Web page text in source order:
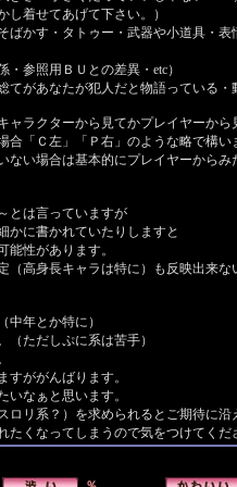
着せてあげて下さい。）
かす・タトゥー・武器や小道具・表
参照用ＢＵとの差異・etc）
があなたが犯人だと物語っている・
ラクターから見てかプレイヤーから
」「Ｐ右」のような略で構いま
基本的にプレイヤーからみた左
とは言っていますが
かに書かれていたりしますと
能性があります。
（高身長キャラは特に）も反映出来な
中年とか特に）
（ただしぷに系は苦手）
すががんばります。
いなぁと思います。
ロリ系？）を求められるとご期待に沿
たくなってしまうので気をつけてくだ